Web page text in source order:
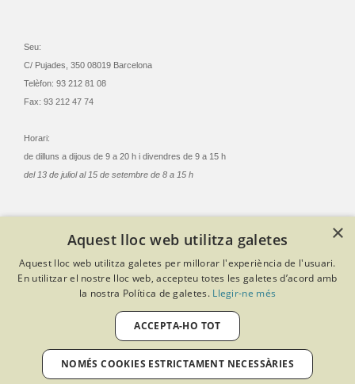
Seu:
C/ Pujades, 350 08019 Barcelona
Telèfon: 93 212 81 08
Fax: 93 212 47 74
Horari:
de dilluns a dijous de 9 a 20 h i divendres de 9 a 15 h
del 13 de juliol al 15 de setembre de 8 a 15 h
© Col·legi Oficial Infermeres i Infermers de Barcelona
Criteris de privacitat
Política de cookies
Avís legal
Política de protecció de dades
Política de qualitat
Desenvolupat amb Softeng Portal Builder
×
Aquest lloc web utilitza galetes
Aquest lloc web utilitza galetes per millorar l'experiència de l'usuari.
En utilitzar el nostre lloc web, accepteu totes les galetes d’acord amb
la nostra Política de galetes. Llegir-ne més
ACCEPTA-HO TOT
NOMÉS COOKIES ESTRICTAMENT NECESSÀRIES